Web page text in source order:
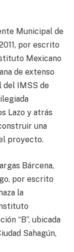
Municipal de
por escrito
Mexicano
de extenso
del IMSS de
Lazo y atrás
una
proyecto.
Bárcena,
por escrito
la
“B”, ubicada
Sahagún,